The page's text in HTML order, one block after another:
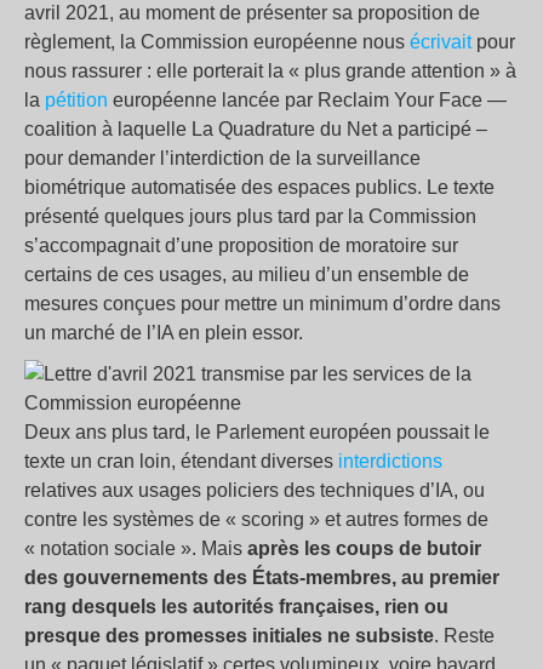
avril 2021, au moment de présenter sa proposition de
règlement, la Commission européenne nous écrivaitpour
nous rassurer : elle porterait la « plus grande attention » à
la pétition européenne lancée par Reclaim Your Face —
coalition à laquelle La Quadrature du Net a participé –
pour demander l’interdiction de la surveillance
biométrique automatisée des espaces publics. Le texte
présenté quelques jours plus tard par la Commission
s’accompagnait d’une proposition de moratoire sur
certains de ces usages, au milieu d’un ensemble de
mesures conçues pour mettre un minimum d’ordre dans
un marché de l’IA en plein essor.
Deux ans plus tard, le Parlement européen poussait le
texte un cran loin, étendant diverses interdictions
relatives aux usages policiers des techniques d’IA, ou
contre les systèmes de « scoring » et autres formes de
« notation sociale ». Mais après les coups de butoir
des gouvernements des États-membres, au premier
rang desquels les autorités françaises, rien ou
presque des promesses initiales ne subsiste. Reste
un « paquet législatif » certes volumineux, voire bavard,